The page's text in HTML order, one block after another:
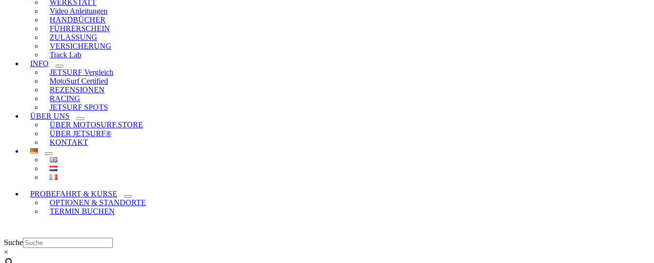
WERKSTATT
Video Anleitungen
HANDBÜCHER
FÜHRERSCHEIN
ZULASSUNG
VERSICHERUNG
Track Lab
INFO
JETSURF Vergleich
MotoSurf Certified
REZENSIONEN
RACING
JETSURF SPOTS
ÜBER UNS
ÜBER MOTOSURF.STORE
ÜBER JETSURF®
KONTAKT
PROBEFAHRT & KURSE
OPTIONEN & STANDORTE
TERMIN BUCHEN
Suche
×